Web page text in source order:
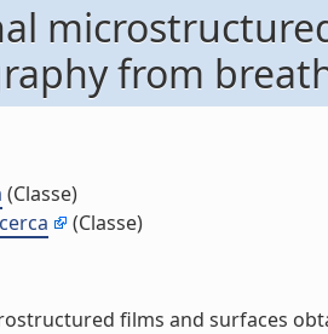
from
(Classe)
(Classe)
films and surfaces